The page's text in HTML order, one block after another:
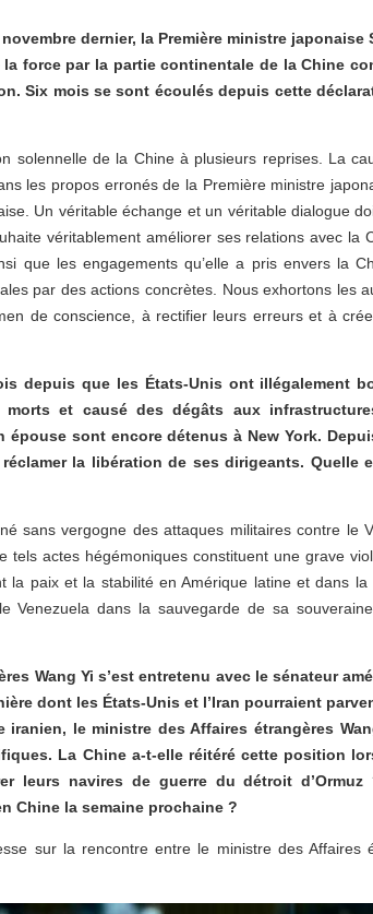
dernier, la Première ministre japonaise
force par la partie continentale de la Chine
Six mois se sont écoulés depuis cette
solennelle de la Chine à plusieurs reprises. La
les propos erronés de la Première ministre
Un véritable échange et un véritable dialogue
véritablement améliorer ses relations avec la
que les engagements qu’elle a pris envers la
par des actions concrètes. Nous exhortons les
de conscience, à rectifier leurs erreurs et à
depuis que les États-Unis ont illégalement
et causé des dégâts aux
sont encore détenus à New York.
la libération de ses dirigeants. Quelle
sans vergogne des attaques militaires contre le
tels actes hégémoniques constituent une grave
la paix et la stabilité en Amérique latine et dans la
Venezuela dans la sauvegarde de sa
Wang Yi s’est entretenu avec le sénateur
dont les États-Unis et l’Iran pourraient
le ministre des Affaires étrangères
La Chine a-t-elle réitéré cette position
leurs navires de guerre du détroit d’Ormuz
Chine la semaine prochaine ?
sur la rencontre entre le ministre des Affaires